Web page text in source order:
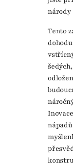
národy
Tento